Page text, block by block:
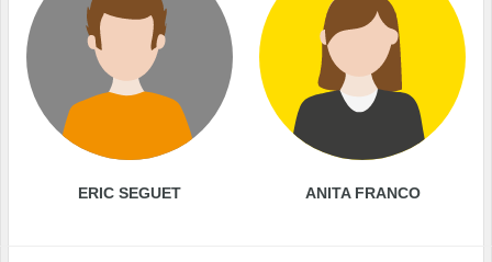
ERIC SEGUET ANITA FRANCO